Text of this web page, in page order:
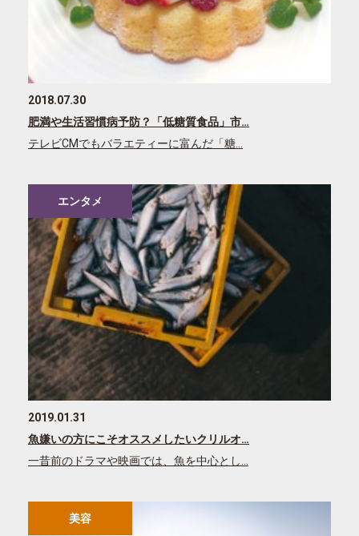
2018.07.30
肥満や生活習慣病予防？「低糖質食品」市…
テレビCMでもバラエティーに富んだ「糖…
エンタメ
2019.01.31
魚嫌いの方にこそオススメしたいクリルオ…
一昔前のドラマや映画では、魚を中心とし…
美容